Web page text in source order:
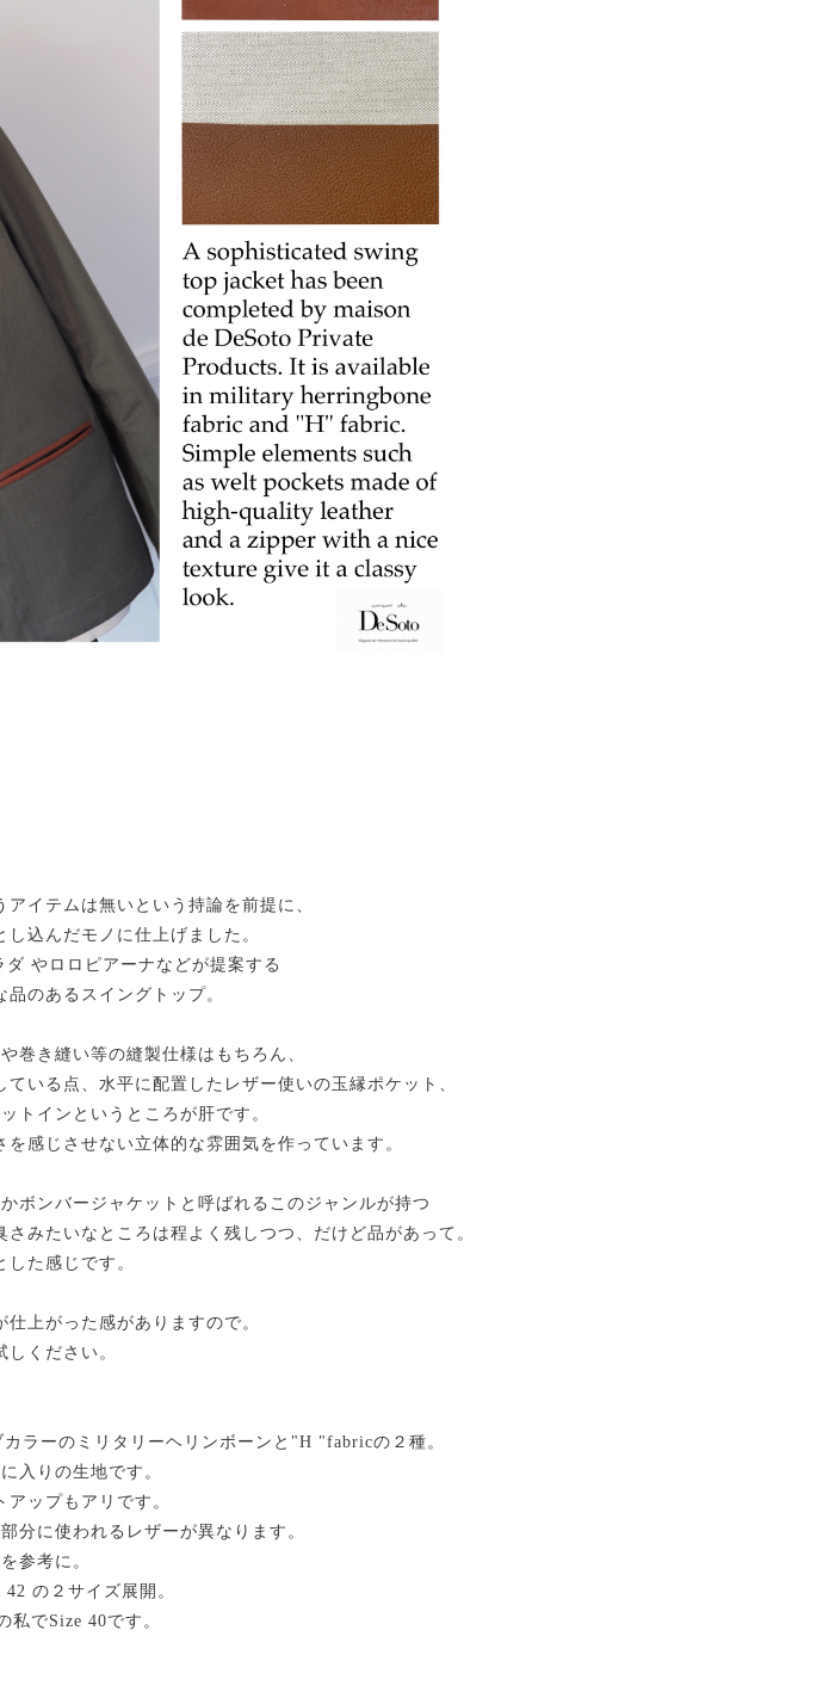
イテムは無いという持論を前提に、
込んだモノに仕上げました。
やロロピアーナなどが提案する
のあるスイングトップ。
巻き縫い等の縫製仕様はもちろん、
いる点、水平に配置したレザー使いの玉縁ポケット、
トインというところが肝です。
感じさせない立体的な雰囲気を作っています。
ボンバージャケットと呼ばれるこのジャンルが持つ
みたいなところは程よく残しつつ、だけど品があって。
した感じです。
上がった感がありますので。
しください。
ラーのミリタリーヘリンボーンと"H "fabricの２種。
入りの生地です。
アップもアリです。
分に使われるレザーが異なります。
参考に。
の２サイズ展開。
私でSize 40です。